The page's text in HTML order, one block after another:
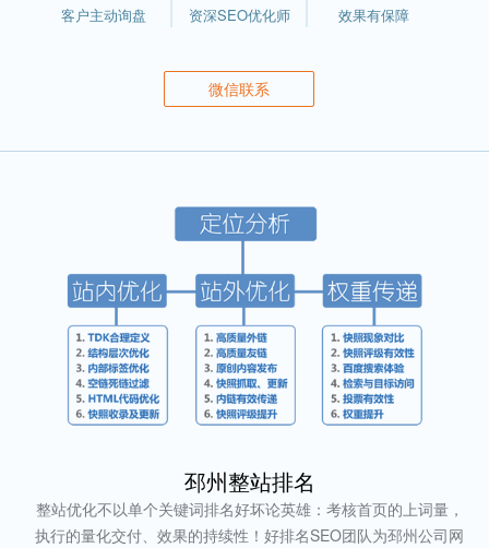
客户主动询盘 资深SEO优化师 效果有保障
微信联系
邳州整站排名
整站优化不以单个关键词排名好坏论英雄：考核首页的上词量，
执行的量化交付、效果的持续性！好排名SEO团队为邳州公司网